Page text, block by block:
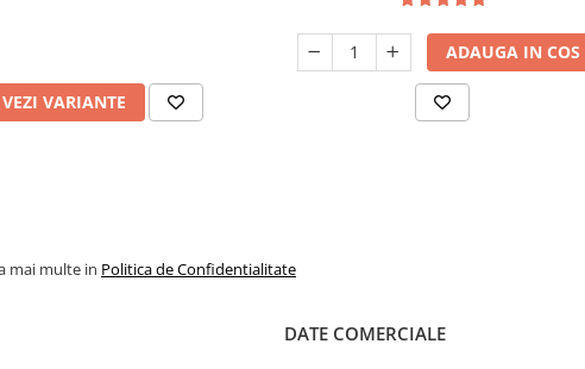
VEZI VARIANTE
ADAUGA IN COS
mai multe in Politica de Confidentialitate
DATE COMERCIALE